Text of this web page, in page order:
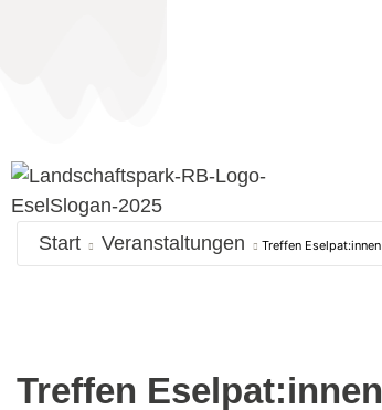
Start Veranstaltungen Treffen Eselpat:innen
Treffen Eselpat:innen